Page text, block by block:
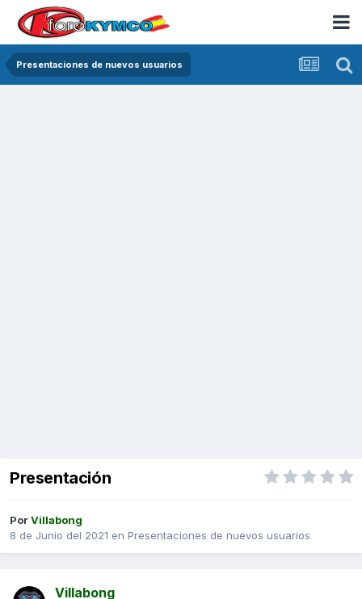
Presentaciones de nuevos usuarios
Presentación
PorVillabong
8 de Junio del 2021 en Presentaciones de nuevos usuarios
Villabong